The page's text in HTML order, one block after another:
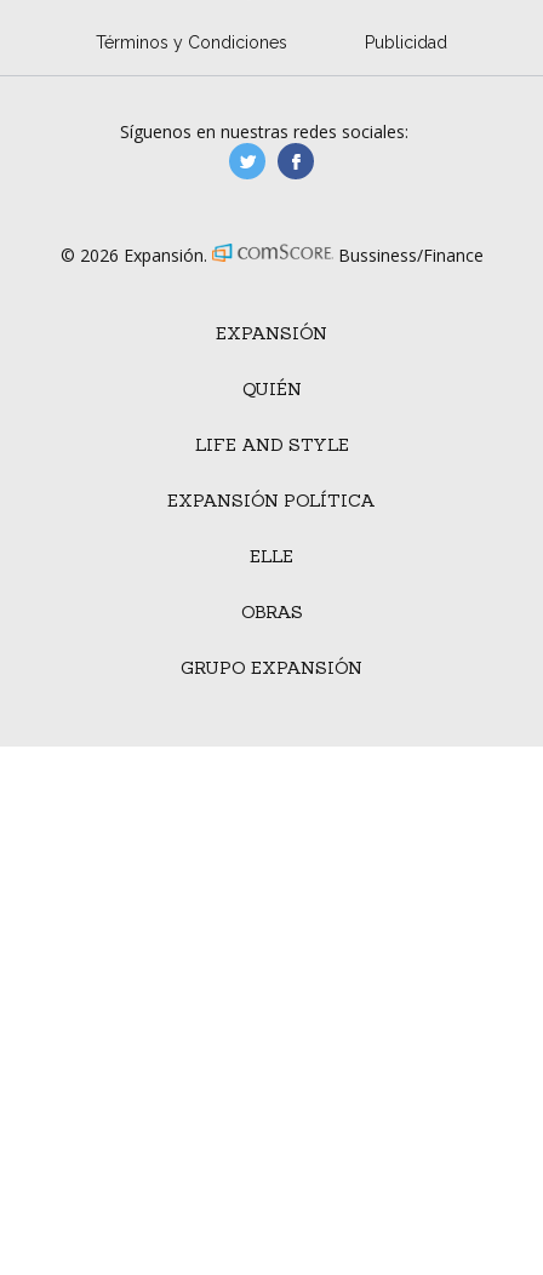
Términos y Condiciones Publicidad
EXPANSIÓN
QUIÉN
LIFE AND STYLE
EXPANSIÓN POLÍTICA
ELLE
OBRAS
GRUPO EXPANSIÓN
Síguenos en nuestras redes sociales:
manufacturaGE
© 2026 Expansión. Bussiness/Finance